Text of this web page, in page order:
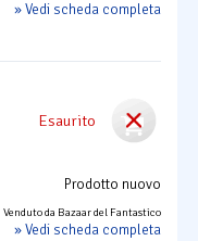
» Vedi scheda completa
Esaurito
Prodotto nuovo
Venduto da Bazaar del Fantastico
» Vedi scheda completa